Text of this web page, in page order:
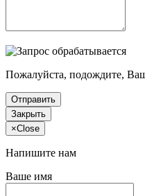
Пожалуйста, подождите, Ваш
Отправить
Закрыть
×Close
Напишите нам
Ваше имя